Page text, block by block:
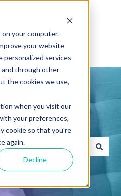
your computer.
your website
personalized services
through other
the cookies we use,
when you visit our
your preferences,
cookie so that you're
again.
Decline
we je helpen?
het zoekveld is leeg.